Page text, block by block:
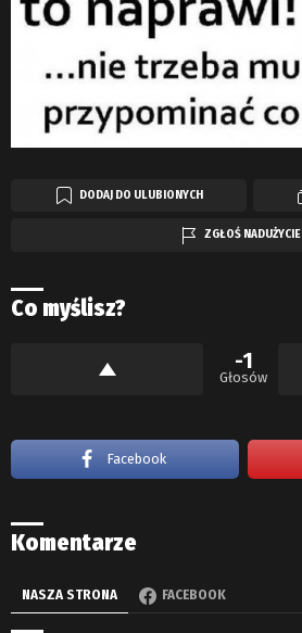
DODAJ DO ULUBIONYCH
ZGŁOŚ NADUŻYCIE
Co myślisz?
-1
Głosów
Facebook
Komentarze
NASZA STRONA FACEBOOK